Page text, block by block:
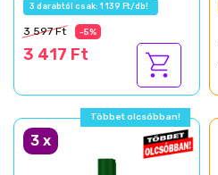
3 darabtól csak: 1 139 Ft/db!
3 597 Ft -5%
3 417 Ft
Többet olcsóbban!
3 x